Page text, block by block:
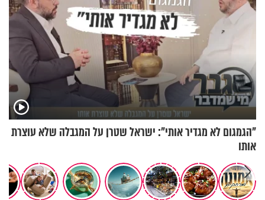
"הגמגום לא מגדיר אותי": ישראל שטרן על המגבלה שלא עוצרת
אותו